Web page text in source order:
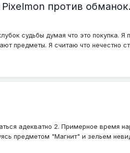
против обманок.
судьбы думая что это
предметы. Я считаю что нечестно
адекватно 2. Примерное время
предметом "Магнит" и зельем